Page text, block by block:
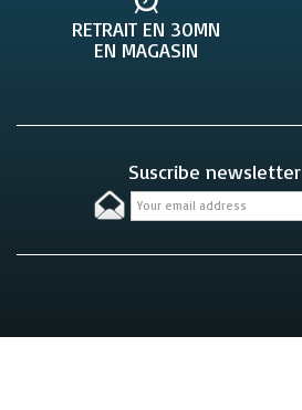
RETRAIT EN 30MN
EN MAGASIN
Suscribe newsletter